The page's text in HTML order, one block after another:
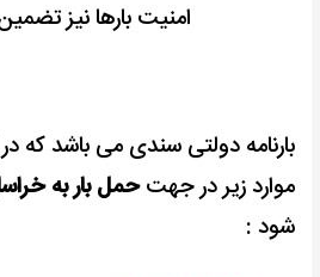
امنیت بارها نیز
بارنامه دولتی سندی می باشد که
موارد زیر در جهتحمل بار به
شود :